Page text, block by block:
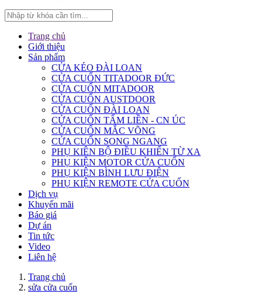
Trang chủ
Giới thiệu
Sản phẩm
CỬA KÉO ĐÀI LOAN
CỬA CUỐN TITADOOR ĐỨC
CỬA CUỐN MITADOOR
CỬA CUỐN AUSTDOOR
CỬA CUỐN ĐÀI LOAN
CỬA CUỐN TẤM LIỀN - CN ÚC
CỬA CUỐN MẮC VÕNG
CỬA CUỐN SONG NGANG
PHỤ KIÊN BỘ ĐIỀU KHIỂN TỪ XA
PHỤ KIỆN MOTOR CỬA CUỐN
PHỤ KIỆN BÌNH LƯU ĐIỆN
PHỤ KIỆN REMOTE CỬA CUỐN
Dịch vụ
Khuyến mãi
Báo giá
Dự án
Tin tức
Video
Liên hệ
Trang chủ
sửa cửa cuốn